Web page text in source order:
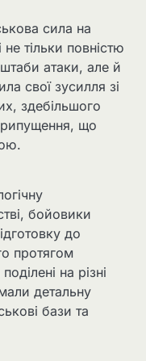
сила на
тільки повністю
атаки, але й
свої зусилля зі
здебільшого
що
бойовики
до
протягом
на різні
детальну
бази та